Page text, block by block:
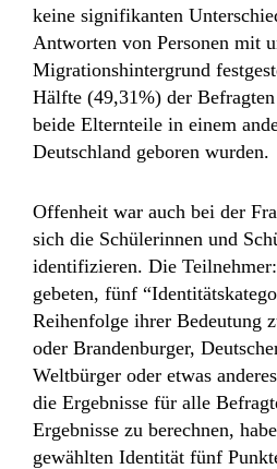
keine signifikanten
Antworten von Personen mit
Migrationshintergrund
Hälfte (49,31%) der
beide Elternteile in einem
Deutschland geboren wurden.
Offenheit war auch bei der
sich die Schülerinnen und
identifizieren. Die
gebeten, fünf
Reihenfolge ihrer Bedeutung
oder Brandenburger,
Weltbürger oder etwas
die Ergebnisse für alle
Ergebnisse zu berechnen,
gewählten Identität fünf